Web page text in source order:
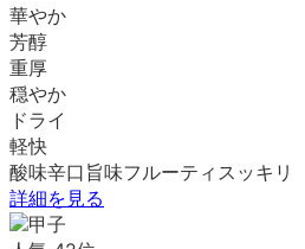
華やか
芳醇
重厚
穏やか
ドライ
軽快
酸味辛口 旨味フルーティ スッキリ
詳細を見る